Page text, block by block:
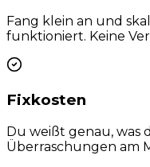
Fang klein an und
funktioniert. Keine
Fixkosten
Du weißt genau, was
Überraschungen am